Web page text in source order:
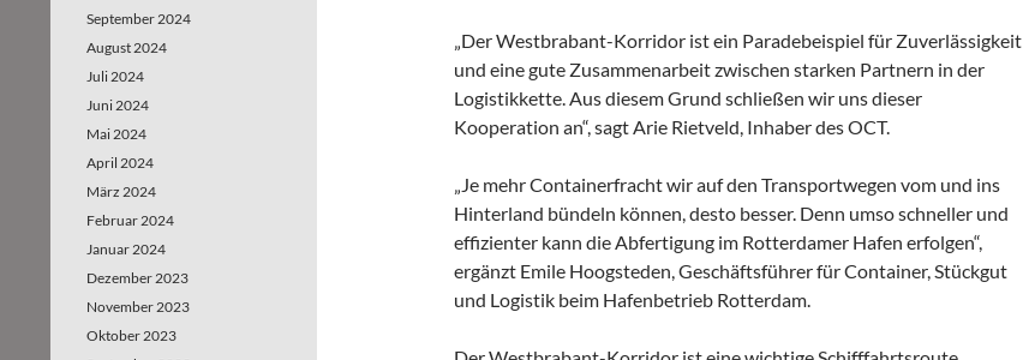
„Der Westbrabant-Korridor ist ein Paradebeispiel für Zuverlässigkeit
und eine gute Zusammenarbeit zwischen starken Partnern in der
Logistikkette. Aus diesem Grund schließen wir uns dieser
Kooperation an“, sagt Arie Rietveld, Inhaber des OCT.
„Je mehr Containerfracht wir auf den Transportwegen vom und ins
Hinterland bündeln können, desto besser. Denn umso schneller und
effizienter kann die Abfertigung im Rotterdamer Hafen erfolgen“,
ergänzt Emile Hoogsteden, Geschäftsführer für Container, Stückgut
und Logistik beim Hafenbetrieb Rotterdam.
September 2024
August 2024
Juli 2024
Juni 2024
Mai 2024
April 2024
März 2024
Februar 2024
Januar 2024
Dezember 2023
November 2023
Oktober 2023